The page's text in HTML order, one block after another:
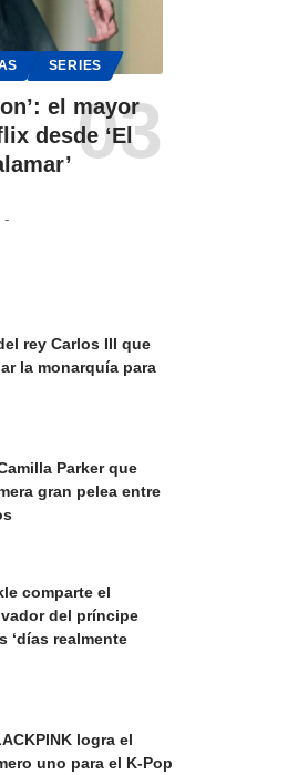
SERIES
el mayor
desde ‘El
-
rey Carlos III que
la monarquía para
Parker que
gran pelea entre
comparte el
del príncipe
‘días realmente
logra el
uno para el K-Pop